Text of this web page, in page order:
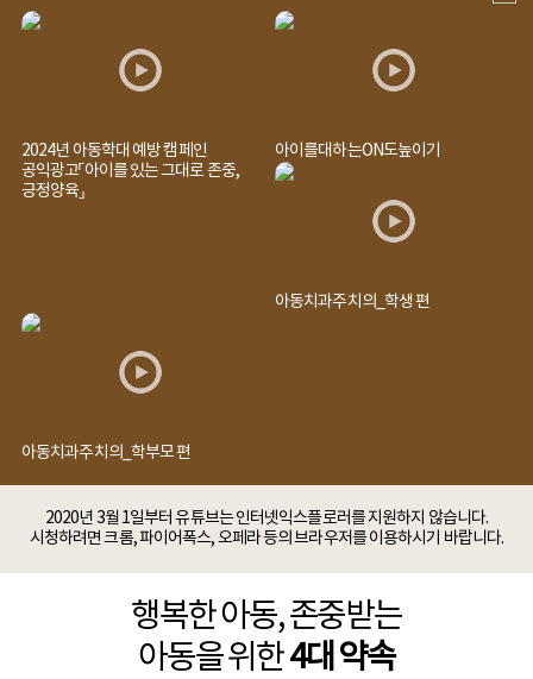
2024년 아동학대 예방 캠페인
공익광고「아이를 있는 그대로 존중,
긍정양육」
아이를대하는ON도높이기
아동치과주치의_학생 편
아동치과주치의_학부모 편
2020년 3월 1일부터 유튜브는 인터넷익스플로러를 지원하지 않습니다.
시청하려면 크롬, 파이어폭스, 오페라 등의 브라우저를 이용하시기 바랍니다.
행복한 아동, 존중받는
아동을 위한4대 약속